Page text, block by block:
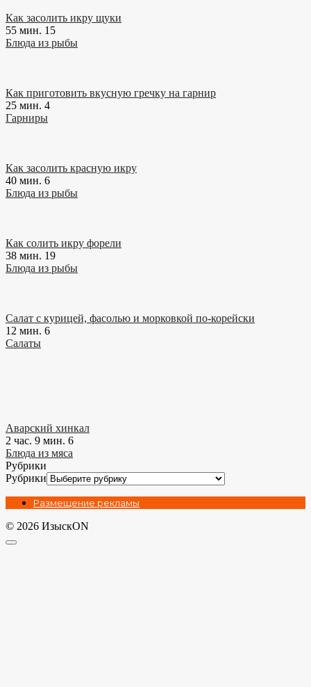
Как засолить икру щуки
55 мин. 15
Блюда из рыбы
Как приготовить вкусную гречку на гарнир
25 мин. 4
Гарниры
Как засолить красную икру
40 мин. 6
Блюда из рыбы
Как солить икру форели
38 мин. 19
Блюда из рыбы
Салат с курицей, фасолью и морковкой по-корейски
12 мин. 6
Салаты
Аварский хинкал
2 час. 9 мин. 6
Блюда из мяса
Рубрики
Рубрики
Размещение рекламы
© 2026 ИзыскON